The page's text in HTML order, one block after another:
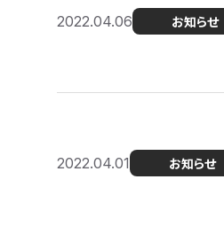
2022.04.06 お知らせ
2022.04.01 お知らせ